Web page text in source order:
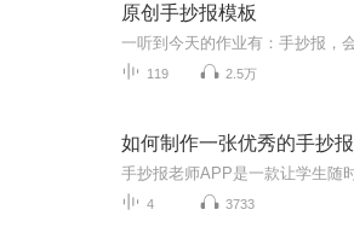
原创手抄报模板
119 2.5万
如何制作一张优秀的手抄报
4 3733